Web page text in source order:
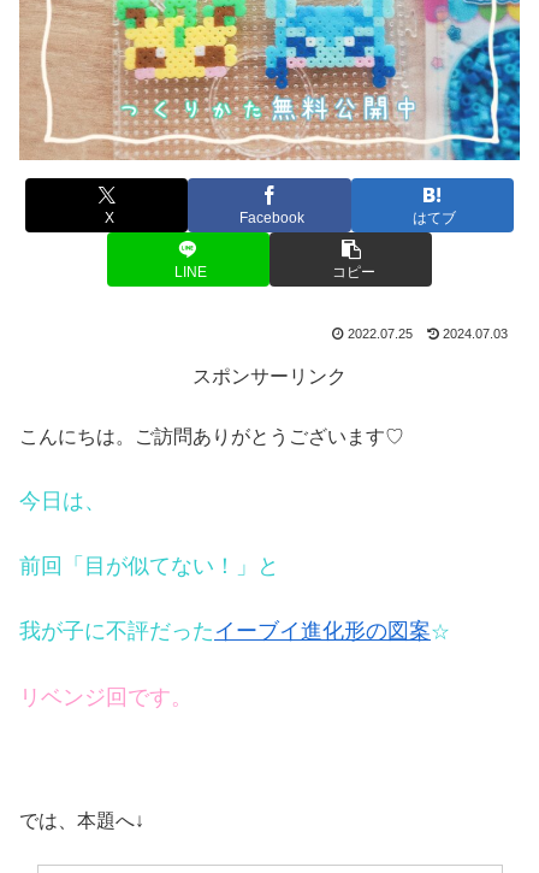
X Facebook はてブ
LINE コピー
2022.07.25 2024.07.03
スポンサーリンク
こんにちは。ご訪問ありがとうございます♡
今日は、
前回「目が似てない！」と
我が子に不評だった イーブイ進化形の図案☆
リベンジ回です。
では、本題へ↓